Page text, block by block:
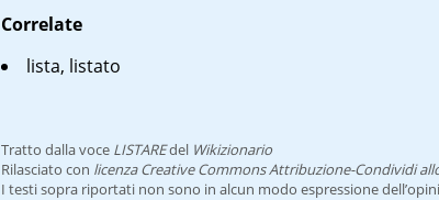
Correlate
lista, listato
Tratto dalla voce LISTAREdel Wikizionario
Rilasciato con licenza Creative Commons Attribuzione-Condividi
I testi sopra riportati non sono in alcun modo espressione